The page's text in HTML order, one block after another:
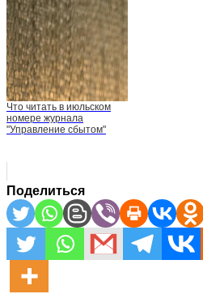
Что читать в июльском
номере журнала
"Управление сбытом"
Поделиться